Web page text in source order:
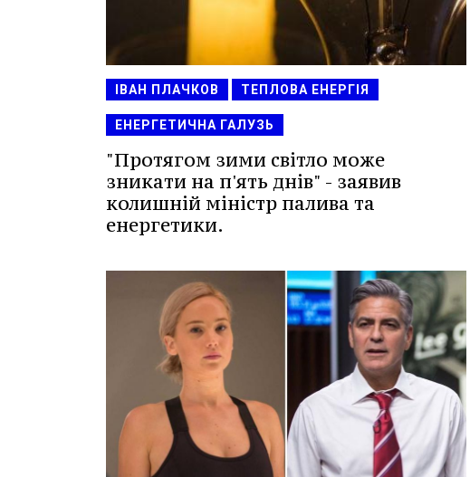
ІВАН ПЛАЧКОВ ТЕПЛОВА ЕНЕРГІЯ
ЕНЕРГЕТИЧНА ГАЛУЗЬ
"Протягом зими світло може
зникати на п'ять днів" - заявив
колишній міністр палива та
енергетики.